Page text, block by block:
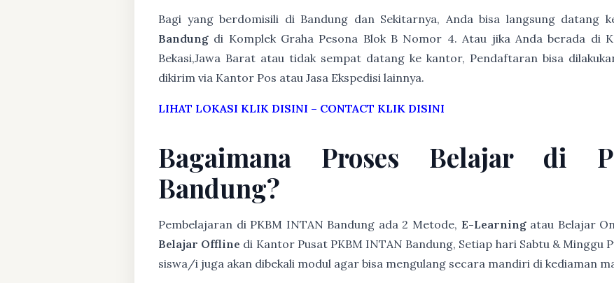
Bagi yang berdomisili di Bandung dan Sekitarnya, Anda bisa langsung datang
Bandung di Komplek Graha Pesona Blok B Nomor 4. Atau jika Anda berada di
Bekasi,Jawa Barat atau tidak sempat datang ke kantor, Pendaftaran bisa
dikirim via Kantor Pos atau Jasa Ekspedisi lainnya.
LIHAT LOKASI KLIK DISINI – CONTACT KLIK DISINI
Bagaimana Proses Belajar di
Bandung?
Pembelajaran di PKBM INTAN Bandung ada 2 Metode, E-Learningatau Belajar
Belajar Offline di Kantor Pusat PKBM INTAN Bandung, Setiap hari Sabtu & Minggu
siswa/i juga akan dibekali modul agar bisa mengulang secara mandiri di kediaman